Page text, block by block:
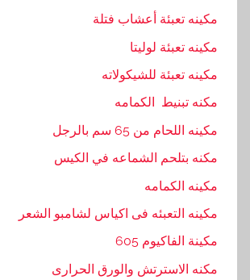
مكينه تعبئة أعشاب فتلة
مكينه تعبئة لوليتا
مكينه تعبئة للشيكولاته
مكنه تبنيط الكمامه
مكينه اللحام من 65 سم بالرجل
مكنه بتلحم الشماعه في الكيس
مكينه الكمامه
مكينه التعبئه فى اكياس لشامبو الشعر
مكينة الفاكيوم 605
مكنه الاسترتش والورق الحرارى